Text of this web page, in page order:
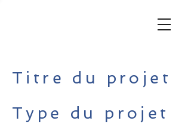
Titre du projet
Type du projet